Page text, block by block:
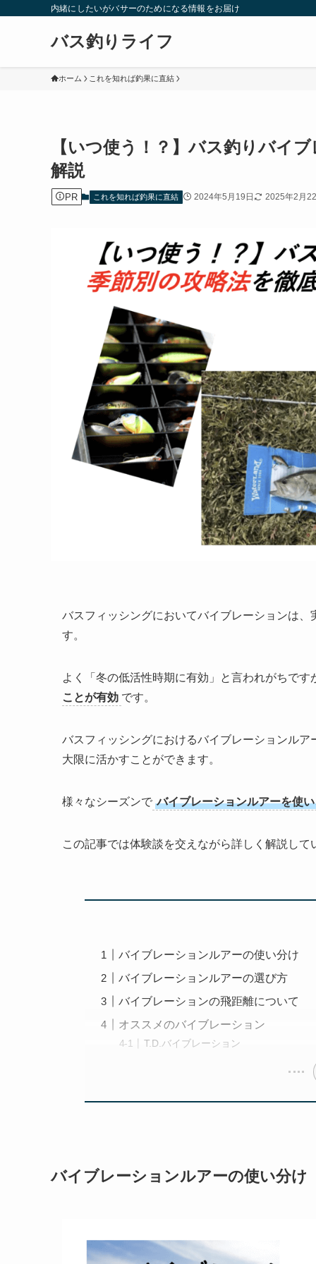
内緒にしたいがバサーのためになる情報をお届け
バス釣りライフ
ホーム これを知れば釣果に直結
【いつ使う！？】バス釣りバイ
解説
PR これを知れば釣果に直結 2024年5月19日 2025年2月
バスフィッシングにおいてバイブレーションは、
す。
よく「冬の低活性時期に有効」と言われがちです
ことが有効 です。
バスフィッシングにおけるバイブレーションル
大限に活かすことができます。
様々なシーズンで バイブレーションルアーを使
この記事では体験談を交えながら詳しく解説して
バイブレーションルアーの使い分け
バイブレーションルアーの選び方
バイブレーションの飛距離について
オススメのバイブレーション
T.D.バイブレーション
バイブレーションルアーの使い分け